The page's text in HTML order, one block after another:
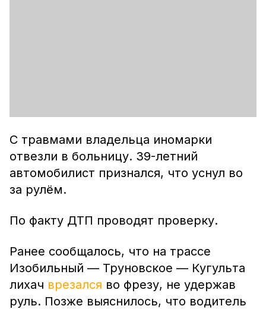
С травмами владельца иномарки
отвезли в больницу. 39-летний
автомобилист признался, что уснул во
за рулём.
По факту ДТП проводят проверку.
Ранее сообщалось, что на трассе
Изобильный — Труновское — Кугульта
лихач врезался во фрезу, не удержав
руль. Позже выяснилось, что водитель